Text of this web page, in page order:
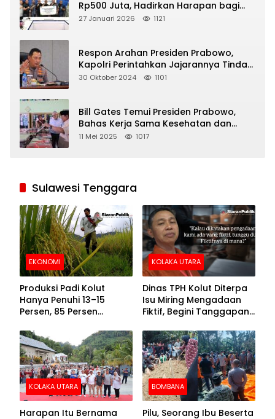
Rp500 Juta, Hadirkan Harapan bagi
Korban Bencana di Sumatera
27 Januari 2026 1121
Respon Arahan Presiden Prabowo,
Kapolri Perintahkan Jajarannya Tindak
Tegas Pelaku Judi Online
30 Oktober 2024 1101
Bill Gates Temui Presiden Prabowo,
Bahas Kerja Sama Kesehatan dan
Program Makan Bergizi Gratis
11 Mei 2025 1017
Sulawesi Tenggara
EKONOMI
Produksi Padi Kolut
Hanya Penuhi 13–15
Persen, 85 Persen
Daerah Tetangga
KOLAKA UTARA
Dinas TPH Kolut Diterpa
Isu Miring Mengadaan
Fiktif, Begini Tanggapan
KOLAKA UTARA
Harapan Itu Bernama
BOMBANA
Pilu, Seorang Ibu Beserta